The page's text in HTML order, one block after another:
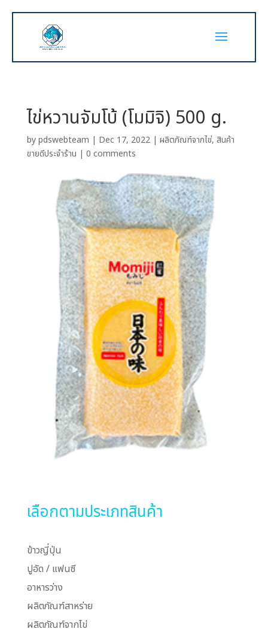
ไข่หวานจัมโบ้ (โมมิจิ) 500 g.
bypdswebteam | Dec 17, 2022| ผลิตภัณฑ์จากไข่, สินค้า
ขายดีประจำร้าน | 0 comments
เลือกตามประเภทสินค้า
ข้าวญี่ปุ่น
ปูอัด / แฟนซี
อาหารว่าง
ผลิตภัณฑ์สาหร่าย
ผลิตภัณฑ์จากไข่